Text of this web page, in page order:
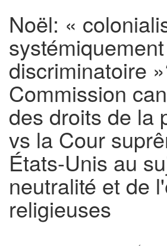
Noël: «
systémiquement
discriminatoire
Commission
des droits de la
vs la Cour
États-Unis au
neutralité et de
religieuses